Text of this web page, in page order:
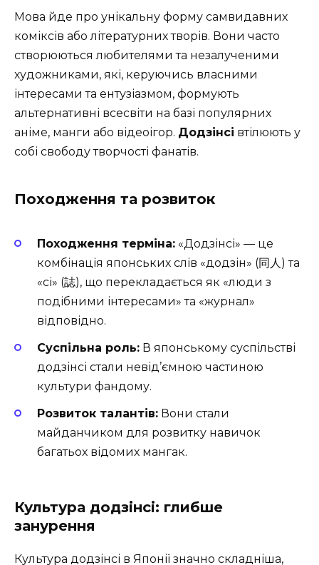
Мова йде про унікальну форму самвидавних
коміксів або літературних творів. Вони часто
створюються любителями та незалученими
художниками, які, керуючись власними
інтересами та ентузіазмом, формують
альтернативні всесвіти на базі популярних
аніме, манги або відеоігор. Додзінсі втілюють у
собі свободу творчості фанатів.
Походження та розвиток
Походження терміна: «Додзінсі» — це
комбінація японських слів «додзін» (同人) та
«сі» (誌), що перекладається як «люди з
подібними інтересами» та «журнал»
відповідно.
Суспільна роль: В японському суспільстві
додзінсі стали невід’ємною частиною
культури фандому.
Розвиток талантів: Вони стали
майданчиком для розвитку навичок
багатьох відомих мангак.
Культура додзінсі: глибше
занурення
Культура додзінсі в Японії значно складніша,